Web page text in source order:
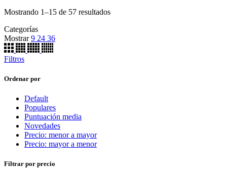
Mostrando 1–15 de 57 resultados
Categorías
Mostrar 9 24 36
Filtros
Ordenar por
Default
Populares
Puntuación media
Novedades
Precio: menor a mayor
Precio: mayor a menor
Filtrar por precio